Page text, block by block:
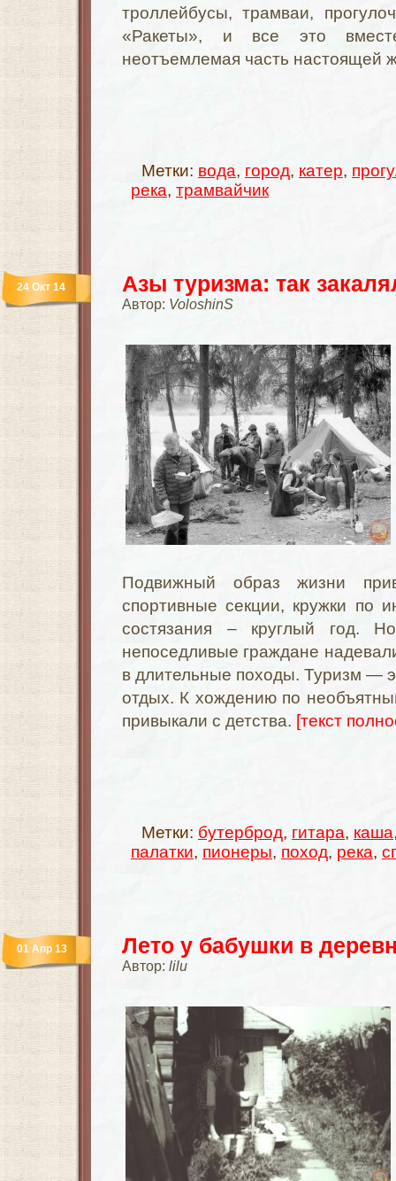
троллейбусы, трамваи,
«Ракеты», и все это
неотъемлемая часть настоящей
Метки: вода, город, катер,
река, трамвайчик
Азы туризма: так
Автор: VoloshinS
24 Окт 14
Подвижный образ жизни
спортивные секции, кружки по
состязания – круглый год.
непоседливые граждане
в длительные походы. Туризм —
отдых. К хождению по
привыкали с детства. [текст
Метки: бутерброд, гитара, каша
палатки, пионеры, поход, река,
Лето у бабушки в
Автор: lilu
01 Апр 13